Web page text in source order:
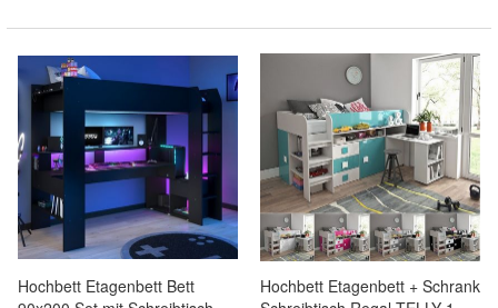
Hochbett Etagenbett Bett
Hochbett Etagenbett + Schrank